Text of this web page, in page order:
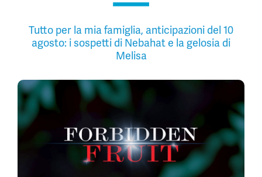
Tutto per la mia famiglia, anticipazioni del 10
agosto: i sospetti di Nebahat e la gelosia di
Melisa